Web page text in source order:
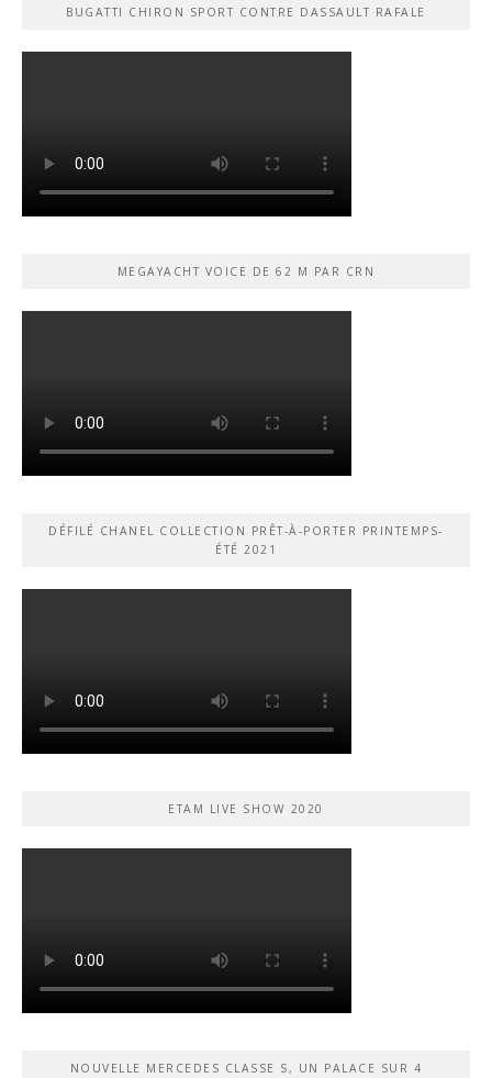
BUGATTI CHIRON SPORT CONTRE DASSAULT RAFALE
MEGAYACHT VOICE DE 62 M PAR CRN
DÉFILÉ CHANEL COLLECTION PRÊT-À-PORTER PRINTEMPS-
ÉTÉ 2021
ETAM LIVE SHOW 2020
NOUVELLE MERCEDES CLASSE S, UN PALACE SUR 4